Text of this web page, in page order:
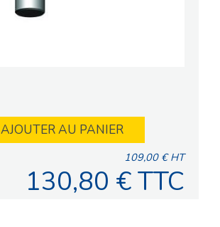
AJOUTER AU PANIER
109,00 € HT
130,80 € TTC